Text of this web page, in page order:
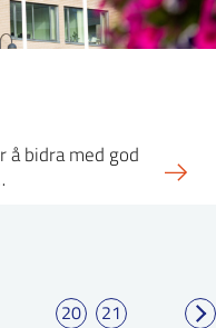
å bidra med god
20 21